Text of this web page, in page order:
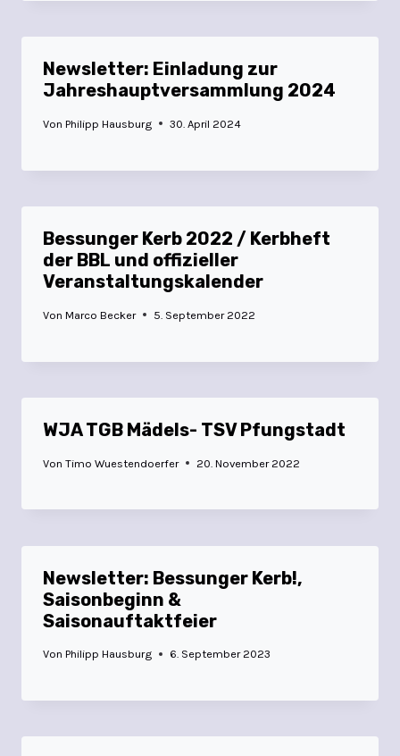
Newsletter: Einladung zur
Jahreshauptversammlung 2024
Von Philipp Hausburg 30. April 2024
Bessunger Kerb 2022 / Kerbheft
der BBL und offizieller
Veranstaltungskalender
Von Marco Becker 5. September 2022
WJA TGB Mädels- TSV Pfungstadt
Von Timo Wuestendoerfer 20. November 2022
Newsletter: Bessunger Kerb!,
Saisonbeginn &
Saisonauftaktfeier
Von Philipp Hausburg 6. September 2023